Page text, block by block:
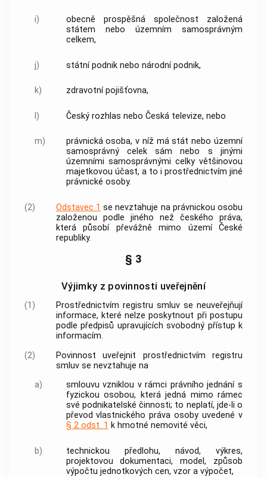
i)
obecně prospěšná společnost založená
státem nebo územním samosprávným
celkem,
j) státní podnik nebo národní podnik,
k) zdravotní pojišťovna,
l) Český rozhlas nebo Česká televize, nebo
m)
právnická osoba, v níž má stát nebo územní
samosprávný celek sám nebo s jinými
územními samosprávnými celky většinovou
majetkovou účast, a to i prostřednictvím jiné
právnické osoby.
(2) Odstavec 1 se nevztahuje na právnickou osobu
založenou podle jiného než českého práva,
která působí převážně mimo území České
republiky.
§ 3
Výjimky z povinnosti uveřejnění
(1)
Prostřednictvím registru smluv se neuveřejňují
informace, které nelze poskytnout při postupu
podle předpisů upravujících svobodný přístup k
informacím.
(2)
Povinnost uveřejnit prostřednictvím registru
smluv se nevztahuje na
a)
smlouvu vzniklou v rámci právního jednání s
fyzickou osobou, která jedná mimo rámec
své podnikatelské činnosti; to neplatí, jde-li o
převod vlastnického práva osoby uvedené v
§ 2 odst. 1 k hmotné nemovité věci,
b)
technickou předlohu, návod, výkres,
projektovou dokumentaci, model, způsob
výpočtu jednotkových cen, vzor a výpočet,